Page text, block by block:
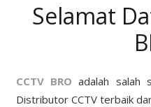
Selamat
CCTV BRO adalah salah
Distributor CCTV terbaik